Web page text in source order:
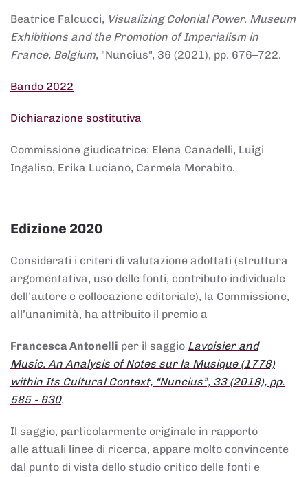
Beatrice Falcucci, Visualizing Colonial Power. Museum
Exhibitions and the Promotion of Imperialism in
France, Belgium, "Nuncius", 36 (2021), pp. 676–722.
Bando 2022
Dichiarazione sostitutiva
Commissione giudicatrice: Elena Canadelli, Luigi
Ingaliso, Erika Luciano, Carmela Morabito.
Edizione 2020
Considerati i criteri di valutazione adottati (struttura
argomentativa, uso delle fonti, contributo individuale
dell’autore e collocazione editoriale), la Commissione,
all’unanimità, ha attribuito il premio a
Francesca Antonelli per il saggio Lavoisier and
Music. An Analysis of Notes sur la Musique (1778)
within Its Cultural Context, “Nuncius”, 33 (2018), pp.
585 - 630.
Il saggio, particolarmente originale in rapporto
alle attuali linee di ricerca, appare molto convincente
dal punto di vista dello studio critico delle fonti e